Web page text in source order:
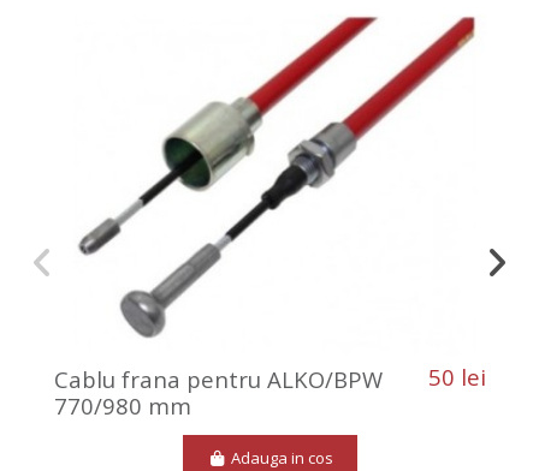
Cablu frana pentru ALKO/BPW
770/980 mm
50 lei
Adauga in cos